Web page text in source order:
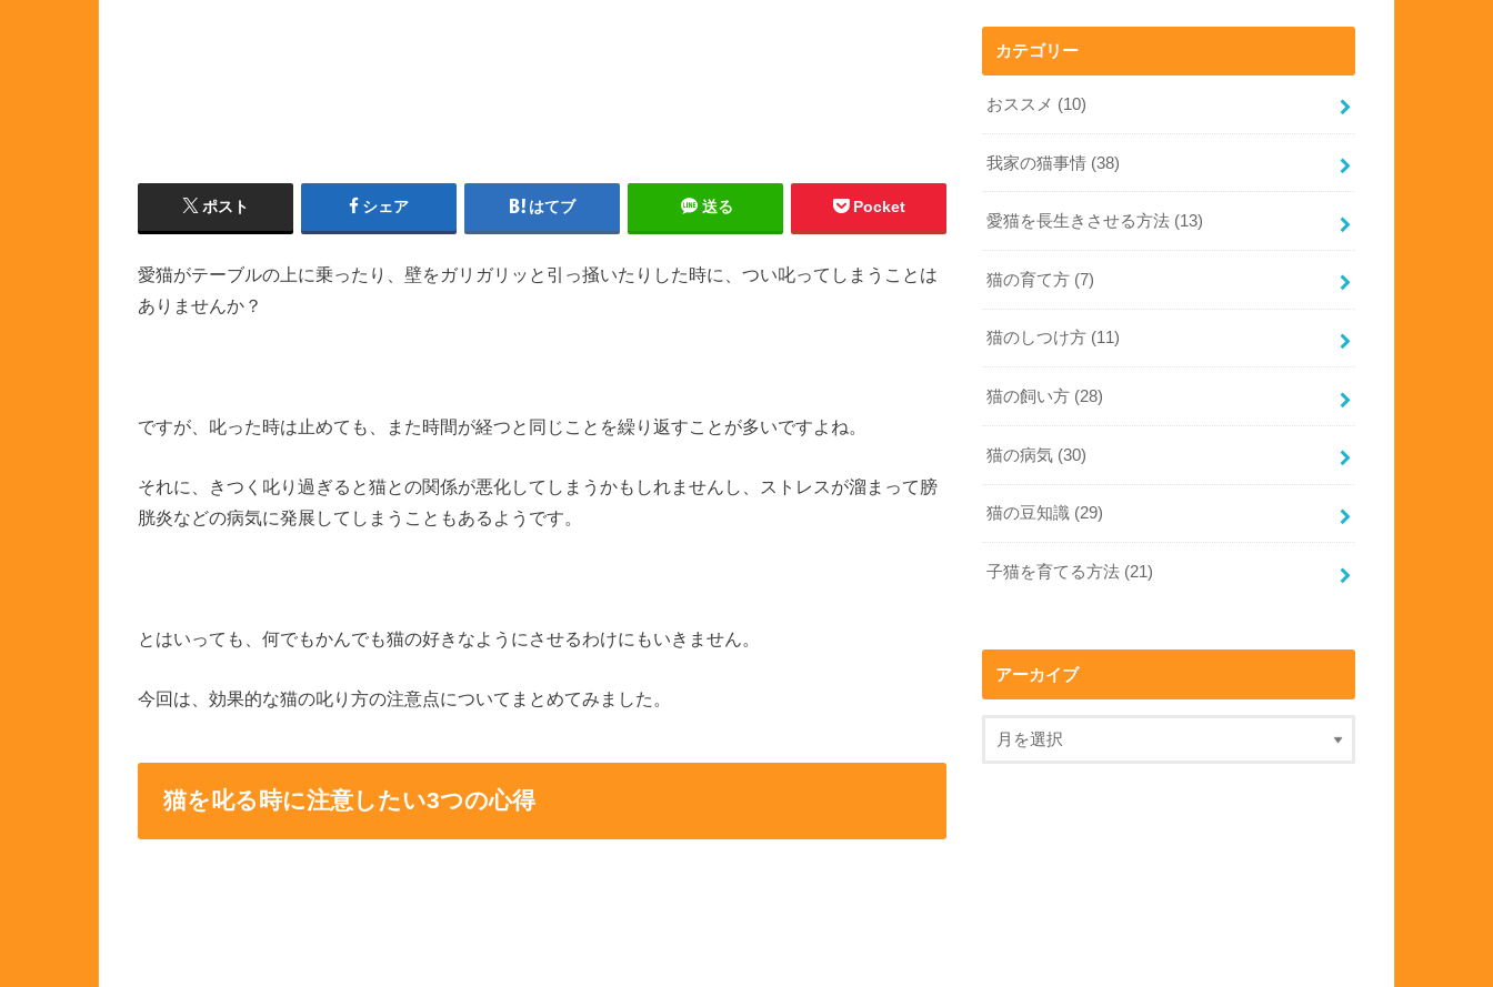
ポスト シェア はてブ 送る Pocket
愛猫がテーブルの上に乗ったり、壁をガリガリッと引っ掻いたりした時に、つい叱ってしまうことは
ありませんか？
ですが、叱った時は止めても、また時間が経つと同じことを繰り返すことが多いですよね。
それに、きつく叱り過ぎると猫との関係が悪化してしまうかもしれませんし、ストレスが溜まって膀
胱炎などの病気に発展してしまうこともあるようです。
とはいっても、何でもかんでも猫の好きなようにさせるわけにもいきません。
今回は、効果的な猫の叱り方の注意点についてまとめてみました。
猫を叱る時に注意したい3つの心得
カテゴリー
おススメ (10)
我家の猫事情 (38)
愛猫を長生きさせる方法 (13)
猫の育て方 (7)
猫のしつけ方 (11)
猫の飼い方 (28)
猫の病気 (30)
猫の豆知識 (29)
子猫を育てる方法 (21)
アーカイブ